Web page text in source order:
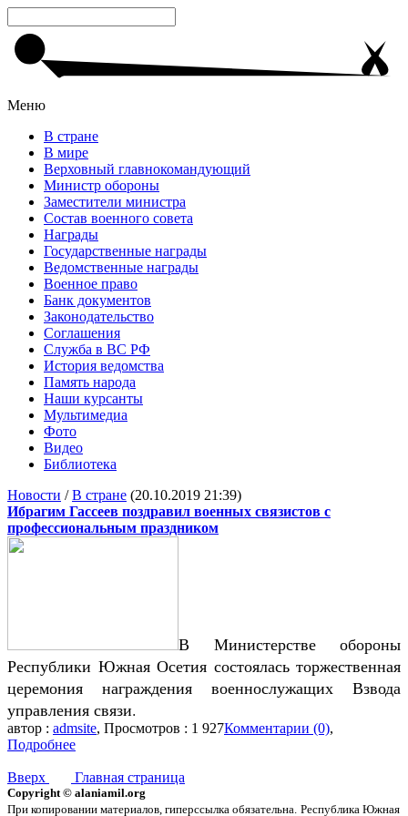
Меню
В стране
В мире
Верховный главнокомандующий
Министр обороны
Заместители министра
Состав военного совета
Награды
Государственные награды
Ведомственные награды
Военное право
Банк документов
Законодательство
Соглашения
Служба в ВС РФ
История ведомства
Память народа
Наши курсанты
Мультимедиа
Фото
Видео
Библиотека
Новости /В стране (20.10.2019 21:39)
Ибрагим Гассеев поздравил военных связистов с
профессиональным праздником
В Министерстве обороны
Республики Южная Осетия состоялась торжественная
церемония награждения военнослужащих Взвода
управления связи.
автор : admsite, Просмотров : 1 927Комментарии (0),
Подробнее
Вверх Главная страница
Copyright © alaniamil.org
При копировании материалов, гиперссылка обязательна. Республика Южная